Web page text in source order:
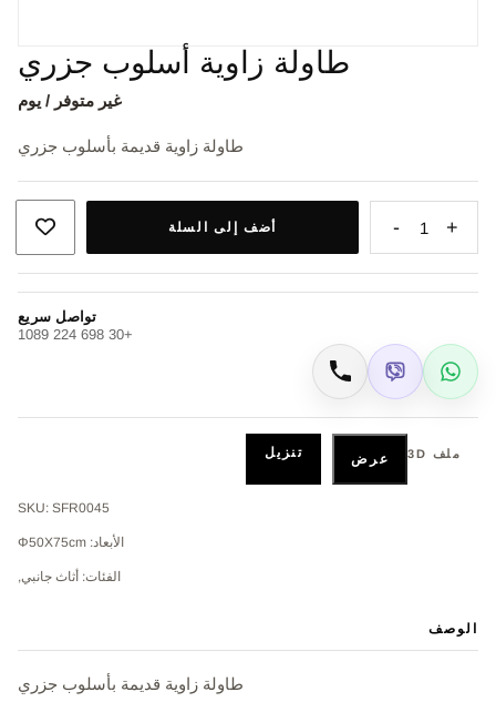
طاولة زاوية أسلوب جزري
غير متوفر / يوم
طاولة زاوية قديمة بأسلوب جزري
+
1
- أضف إلى السلة
تواصل سريع
+30 698 224 1089
WhatsApp
Viber اتصال
ملف 3D عرض تنزيل
SKU: SFR0045
الأبعاد: Φ50Χ75cm
الفئات: أثاث جانبي,
الوصف
طاولة زاوية قديمة بأسلوب جزري